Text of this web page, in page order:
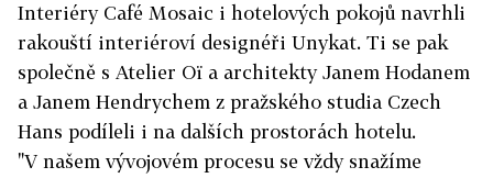
Interiéry Café Mosaic i hotelových pokojů navrhli
rakouští interiéroví designéři Unykat. Ti se pak
společně s Atelier Oï a architekty Janem Hodanem
a Janem Hendrychem z pražského studia Czech
Hans podíleli i na dalších prostorách hotelu.
"V našem vývojovém procesu se vždy snažíme